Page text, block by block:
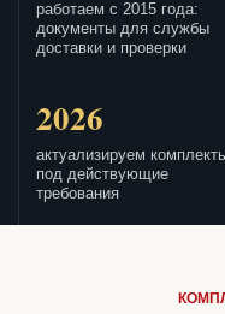
работаем с 2015 года:
документы для службы
доставки и проверки
2026
актуализируем
под действующие
требования